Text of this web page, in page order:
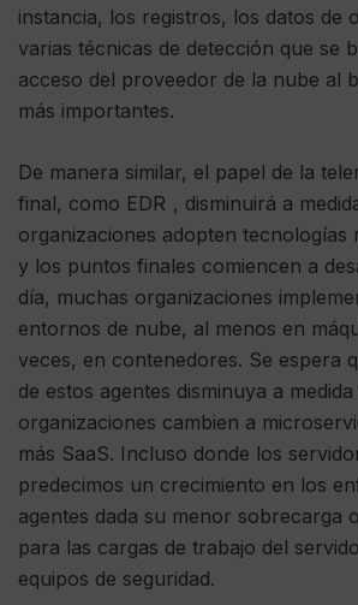
instancia, los registros, los datos de
varias técnicas de detección que se
acceso del proveedor de la nube al
más importantes.
De manera similar, el papel de la
final, como EDR , disminuirá a
organizaciones adopten tecnologías
y los puntos finales comiencen a
día, muchas organizaciones
entornos de nube, al menos en
veces, en contenedores. Se espera
de estos agentes disminuya a
organizaciones cambien a
más SaaS. Incluso donde los
predecimos un crecimiento en los
agentes dada su menor sobrecarga
para las cargas de trabajo del
equipos de seguridad.